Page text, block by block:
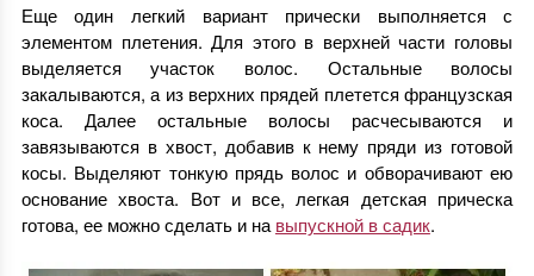
Еще один легкий вариант прически выполняется с
элементом плетения. Для этого в верхней части головы
выделяется участок волос. Остальные волосы
закалываются, а из верхних прядей плетется французская
коса. Далее остальные волосы расчесываются и
завязываются в хвост, добавив к нему пряди из готовой
косы. Выделяют тонкую прядь волос и обворачивают ею
основание хвоста. Вот и все, легкая детская прическа
готова, ее можно сделать и на выпускной в садик.